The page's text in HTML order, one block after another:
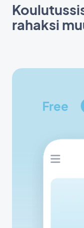
rahaksi